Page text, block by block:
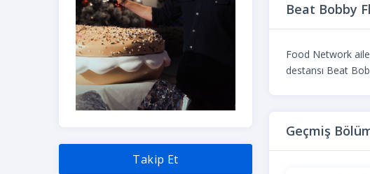
Takip Et
Beat Bobby
Food Network
destansı Beat
Geçmiş